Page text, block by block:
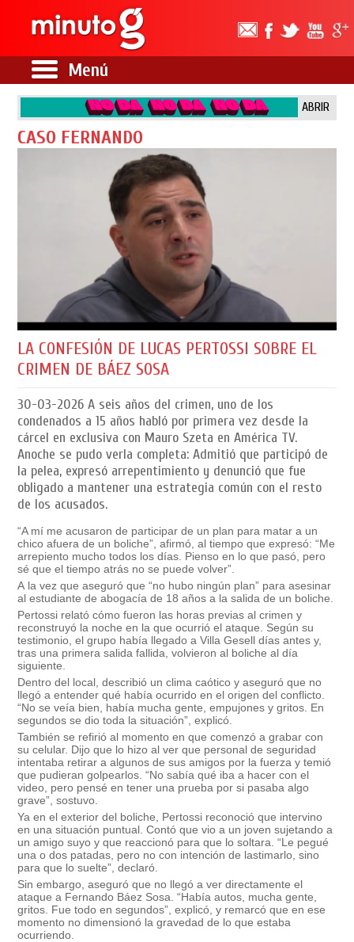
Menú
ABRIR
CASO FERNANDO
LA CONFESIÓN DE LUCAS PERTOSSI SOBRE EL
CRIMEN DE BÁEZ SOSA
30-03-2026 A seis años del crimen, uno de los
condenados a 15 años habló por primera vez desde la
cárcel en exclusiva con Mauro Szeta en América TV.
Anoche se pudo verla completa: Admitió que participó de
la pelea, expresó arrepentimiento y denunció que fue
obligado a mantener una estrategia común con el resto
de los acusados.
“A mí me acusaron de participar de un plan para matar a un
chico afuera de un boliche”, afirmó, al tiempo que expresó: “Me
arrepiento mucho todos los días. Pienso en lo que pasó, pero
sé que el tiempo atrás no se puede volver”.
A la vez que aseguró que“no hubo ningún plan” para asesinar
al estudiante de abogacía de 18 años a la salida de un boliche.
Pertossi relató cómo fueron las horas previas al crimen y
reconstruyó la noche en la que ocurrió el ataque. Según su
testimonio, el grupo había llegado a Villa Gesell días antes y,
tras una primera salida fallida, volvieron al boliche al día
siguiente.
Dentro del local, describió un clima caótico y aseguró que no
llegó a entender qué había ocurrido en el origen del conflicto.
“No se veía bien, había mucha gente, empujones y gritos. En
segundos se dio toda la situación”, explicó.
También se refirió al momento en que comenzó a grabar con
su celular. Dijo que lo hizo al ver que personal de seguridad
intentaba retirar a algunos de sus amigos por la fuerza y temió
que pudieran golpearlos. “No sabía qué iba a hacer con el
video, pero pensé en tener una prueba por si pasaba algo
grave”, sostuvo.
Ya en el exterior del boliche, Pertossi reconoció que intervino
en una situación puntual. Contó que vio a un joven sujetando a
un amigo suyo y que reaccionó para que lo soltara. “Le pegué
una o dos patadas, pero no con intención de lastimarlo, sino
para que lo suelte”, declaró.
Sin embargo, aseguró que no llegó a ver directamente el
ataque a Fernando Báez Sosa. “Había autos, mucha gente,
gritos. Fue todo en segundos”, explicó, y remarcó que en ese
momento no dimensionó la gravedad de lo que estaba
ocurriendo.